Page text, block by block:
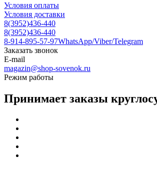
Условия оплаты
Условия доставки
8(3952)436-440
8(3952)436-440
8-914-895-57-97WhatsApp/Viber/Telegram
Заказать звонок
E-mail
magazin@shop-sovenok.ru
Режим работы
Принимает заказы